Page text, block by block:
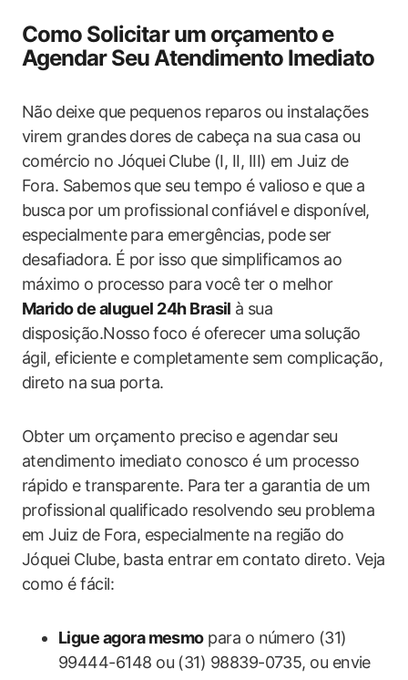
Como Solicitar um orçamento ⁤e​
Agendar‌ Seu Atendimento Imediato
Não ⁣deixe que pequenos reparos ou instalações⁣
virem grandes dores⁢ de cabeça na‌ sua casa ou
comércio no Jóquei⁣ Clube (I, II, III)‍ em Juiz de
Fora. Sabemos que seu tempo é valioso e que a
busca⁣ por‍ um profissional ⁤confiável ⁤e disponível,
especialmente para emergências, ⁢pode ser
desafiadora. É por isso que simplificamos ao
máximo o ‌processo para ⁤você ‍ter o melhor
Marido de aluguel‍ 24h Brasil ⁤à sua
disposição.Nosso ⁣foco é oferecer uma solução
ágil, eficiente e completamente sem complicação,
direto na⁢ sua porta.
Obter um orçamento preciso⁤ e agendar seu
atendimento imediato conosco é um processo
‌rápido‌ e ‍transparente. Para ter a garantia de um
profissional qualificado resolvendo ‍seu problema
em Juiz de Fora, especialmente na região do
Jóquei Clube, basta entrar em ⁣contato direto. Veja
como é fácil:
Ligue agora mesmopara o número (31)
99444-6148 ou (31) 98839-0735, ou envie